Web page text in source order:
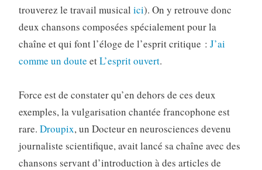
trouverez le travail musical ici). On y retrouve donc
deux chansons composées spécialement pour la
chaîne et qui font l’éloge de l’esprit critique : J’ai
comme un doute etL’esprit ouvert.
Force est de constater qu’en dehors de ces deux
exemples, la vulgarisation chantée francophone est
rare. Droupix, un Docteur en neurosciences devenu
journaliste scientifique, avait lancé sa chaîne avec des
chansons servant d’introduction à des articles de